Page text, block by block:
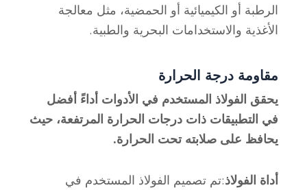
الرطبة أو الكيميائية أو الحمضية، مثل معالجة
الأغذية والاستخدامات البحرية والطبية.
مقاومة درجة الحرارة
يحقق الفولاذ المستخدم في الأدوات أداءً أفضل
في التطبيقات ذات درجات الحرارة المرتفعة، حيث
يحافظ على صلابته تحت الحرارة.
أداة الفولاذ:تم تصميم الفولاذ المستخدم في